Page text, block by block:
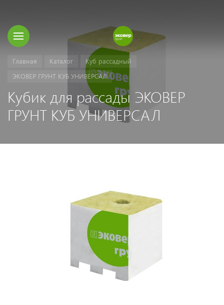
Главная Каталог
Куб рассадный
ЭКОВЕР ГРУНТ КУБ УНИВЕРСАЛ
Кубик для рассады ЭКОВЕР
ГРУНТ КУБ УНИВЕРСАЛ